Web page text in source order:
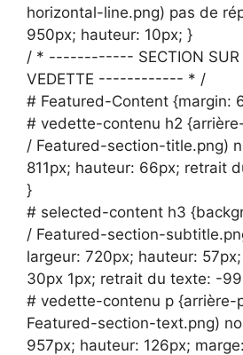
horizontal-line.png) pas de
950px; hauteur: 10px; }
/ * ------------ SECTION SUR
VEDETTE ------------ * /
# Featured-Content {margin:
# vedette-contenu h2
/ Featured-section-title.png)
811px; hauteur: 66px; retrait
}
# selected-content h3
/ Featured-section-
largeur: 720px; hauteur:
30px 1px; retrait du texte: -
# vedette-contenu p {arrière-
Featured-section-text.png)
957px; hauteur: 126px;